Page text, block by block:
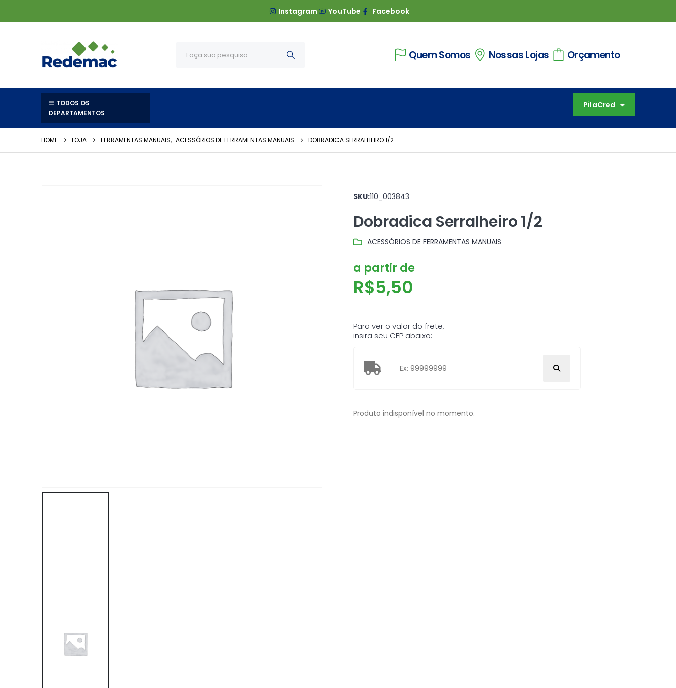
Instagram YouTube Facebook
Quem Somos Nossas Lojas Orçamento
TODOS OS
DEPARTAMENTOS
PilaCred
HOME LOJA FERRAMENTAS MANUAIS, ACESSÓRIOS DE FERRAMENTAS MANUAIS DOBRADICA SERRALHEIRO 1/2
SKU:110_003843
Dobradica Serralheiro 1/2
ACESSÓRIOS DE FERRAMENTAS MANUAIS
a partir de
R$5,50
Para ver o valor do frete,
insira seu CEP abaixo:
Produto indisponível no momento.